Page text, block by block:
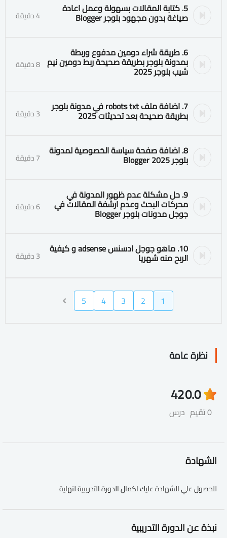
5. كتابة المقالات بسهولة وعمل اعادة
صياغة بدون مجهود بلوجر Blogger 4 دقيقة
6. طريقة شراء دومين مدفوع وربطة
بمدونة بلوجر بطريقة صحيحة ربط دومين نيم
شيب بلوجر 2025 8 دقيقة
7. اضافة ملف robots txt في مدونة بلوجر
بطريقة صحيحة بعد تحديثات 2025 3 دقيقة
8. اضافة صفحة سياسة الخصوصية لمدونة
بلوجر 2025 Blogger 7 دقيقة
9. حل مشكلة عدم ظهور المدونة في
محركات البحث وعدم ارشفة المقالات في
جوجل مدونات بلوجر Blogger 6 دقيقة
10. ماهو جوجل ادسنس adsense و كيفية
الربح منه شهريا 3 دقيقة
1
2
3
4
5
نظرة عامة
0.0
0 تقيم
42
درس
الشهادة
للحصول علي الشهادة عليك اكمال الدورة التدريبية لنهاية
نبذة عن الدورة التدريبية